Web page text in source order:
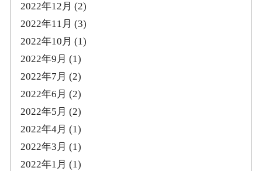
2022年12月 (2)
2022年11月 (3)
2022年10月 (1)
2022年9月 (1)
2022年7月 (2)
2022年6月 (2)
2022年5月 (2)
2022年4月 (1)
2022年3月 (1)
2022年1月 (1)